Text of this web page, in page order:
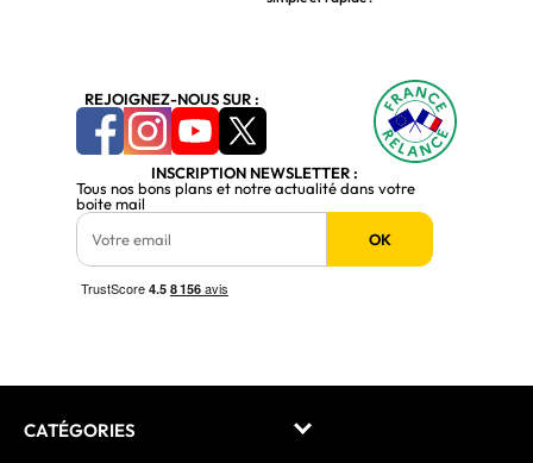
REJOIGNEZ-NOUS SUR :
INSCRIPTION NEWSLETTER :
Tous nos bons plans et notre actualité dans votre
boite mail
OK
CATÉGORIES